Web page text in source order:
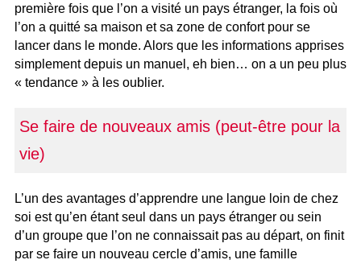
première fois que l’on a visité un pays étranger, la fois où
l’on a quitté sa maison et sa zone de confort pour se
lancer dans le monde. Alors que les informations apprises
simplement depuis un manuel, eh bien… on a un peu plus
« tendance » à les oublier.
Se faire de nouveaux amis (peut-être pour la
vie)
L’un des avantages d’apprendre une langue loin de chez
soi est qu’en étant seul dans un pays étranger ou sein
d’un groupe que l’on ne connaissait pas au départ, on finit
par se faire un nouveau cercle d’amis, une famille